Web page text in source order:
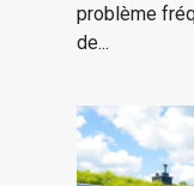
problème
de...